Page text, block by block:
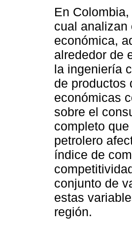
En Colombia,
cual analizan
económica,
alrededor de
la ingeniería
de productos
económicas
sobre el
completo
petrolero
índice de
conjunto de
estas
región.